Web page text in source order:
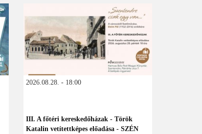
2026.08.28. - 18:00
III. A főtéri kereskedőházak - Török
Katalin vetítettképes előadása - SZÉN